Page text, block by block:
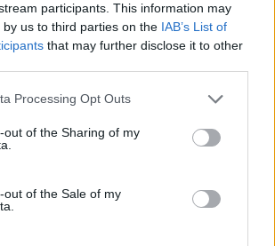
participants. This information may
us to third parties on the IAB’s List of
that may further disclose it to other
Processing Opt Outs
out of the Sharing of my
out of the Sale of my